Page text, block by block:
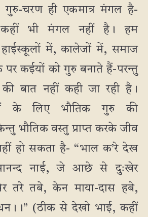
गुरु-चरण ही एकमात्र मंगल है-
भी मंगल नहीं है। हम
में, कालेजों में, समाज
पर कईयों को गुरु बनाते हैं-परन्तु
बात नहीं कही जा रही है।
के लिए भौतिक गुरु की
भौतिक वस्तु प्राप्त करके जीव
हो सकता है- “भाल क’रे देख
नाई, जे आछे से दुःखेर
तरे तबे, केन माया-दास हबे,
धन।।” (ठीक से देखो भाई, कहीं